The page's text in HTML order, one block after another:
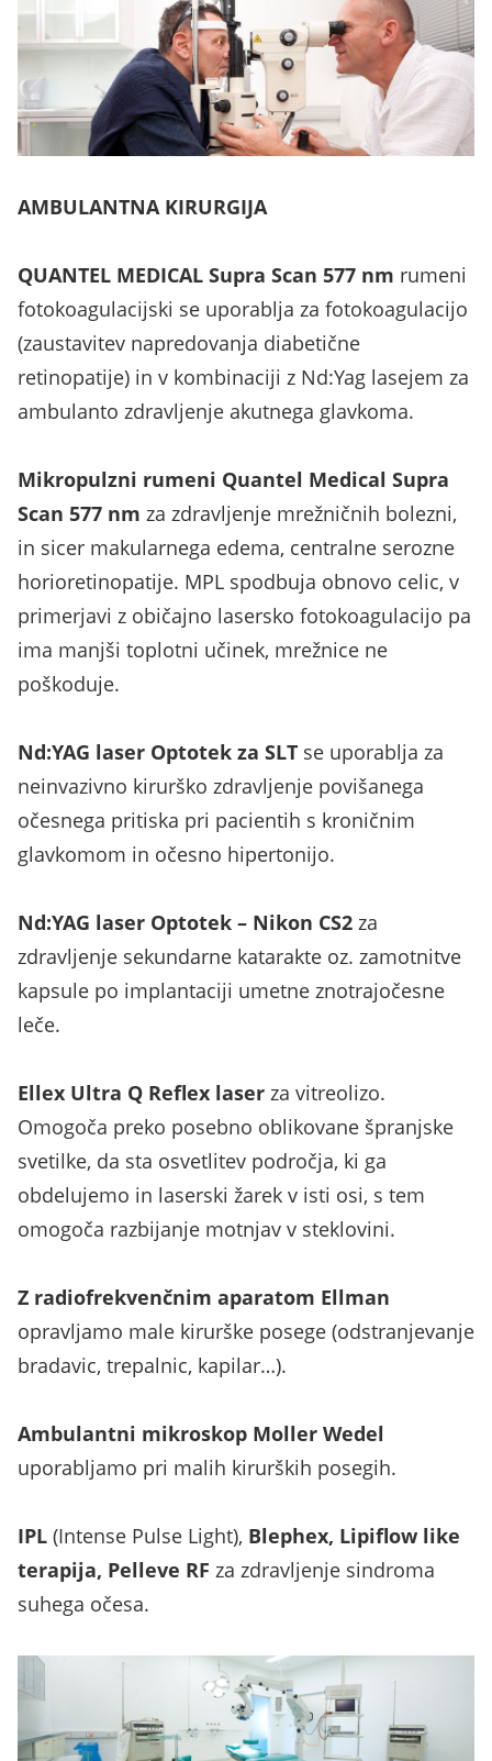
AMBULANTNA KIRURGIJA
QUANTEL MEDICAL Supra Scan 577 nm rumeni
fotokoagulacijski se uporablja za fotokoagulacijo
(zaustavitev napredovanja diabetične
retinopatije) in v kombinaciji z Nd:Yag lasejem za
ambulanto zdravljenje akutnega glavkoma.
Mikropulzni rumeni Quantel Medical Supra
Scan 577 nm za zdravljenje mrežničnih bolezni,
in sicer makularnega edema, centralne serozne
horioretinopatije. MPL spodbuja obnovo celic, v
primerjavi z običajno lasersko fotokoagulacijo pa
ima manjši toplotni učinek, mrežnice ne
poškoduje.
Nd:YAG laser Optotek za SLT se uporablja za
neinvazivno kirurško zdravljenje povišanega
očesnega pritiska pri pacientih s kroničnim
glavkomom in očesno hipertonijo.
Nd:YAG laser Optotek – Nikon CS2 za
zdravljenje sekundarne katarakte oz. zamotnitve
kapsule po implantaciji umetne znotrajočesne
leče.
Ellex Ultra Q Reflex laser za vitreolizo.
Omogoča preko posebno oblikovane špranjske
svetilke, da sta osvetlitev področja, ki ga
obdelujemo in laserski žarek v isti osi, s tem
omogoča razbijanje motnjav v steklovini.
Z radiofrekvenčnim aparatom Ellman
opravljamo male kirurške posege (odstranjevanje
bradavic, trepalnic, kapilar…).
Ambulantni mikroskop Moller Wedel
uporabljamo pri malih kirurških posegih.
IPL (Intense Pulse Light), Blephex, Lipiflow like
terapija, Pelleve RF za zdravljenje sindroma
suhega očesa.